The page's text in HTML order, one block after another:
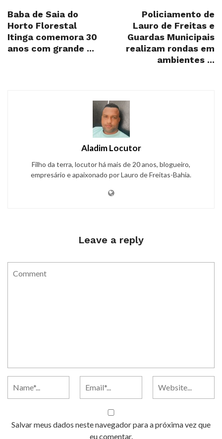
Baba de Saia do
Horto Florestal
Itinga comemora 30
anos com grande ...
Policiamento de
Lauro de Freitas e
Guardas Municipais
realizam rondas em
ambientes ...
Aladim Locutor
Filho da terra, locutor há mais de 20 anos, blogueiro,
empresário e apaixonado por Lauro de Freitas-Bahia.
Leave a reply
Salvar meus dados neste navegador para a próxima vez que
eu comentar.